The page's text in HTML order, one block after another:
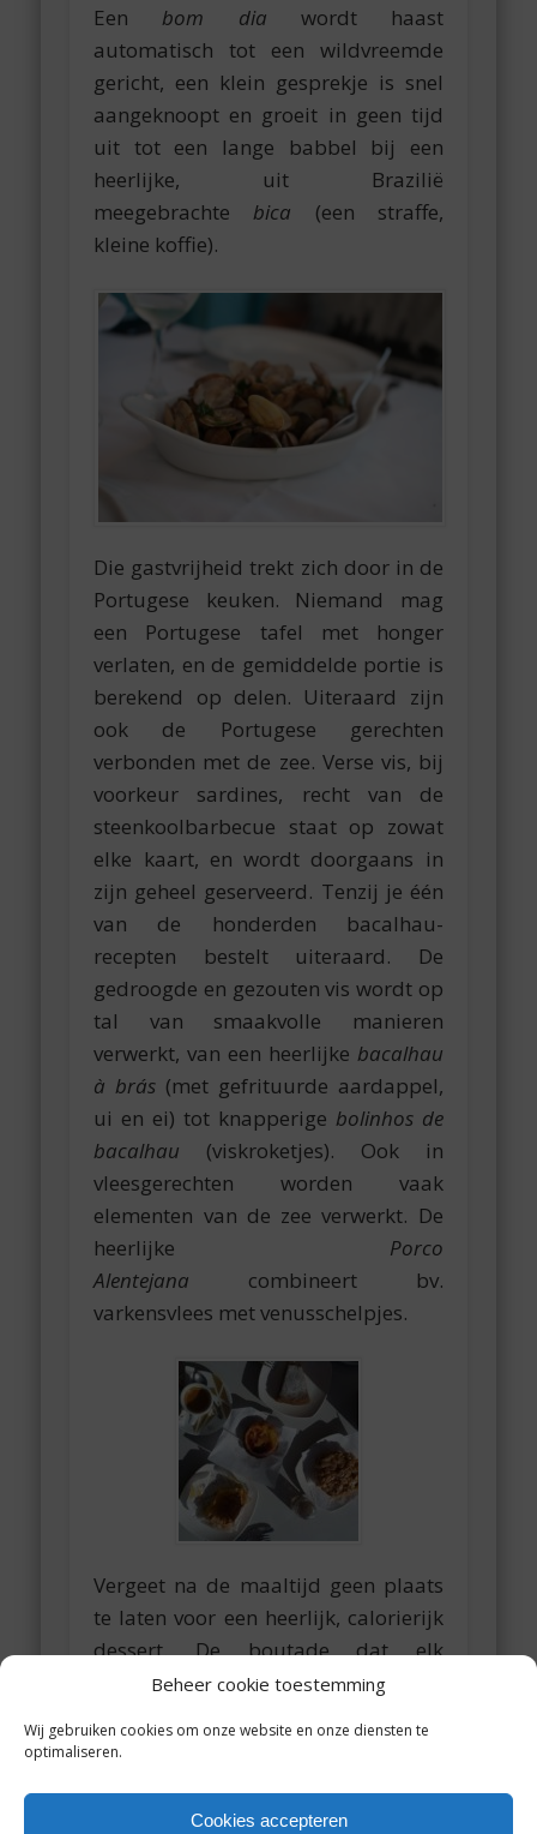
Beheer cookie toestemming
Wij gebruiken cookies om onze website en onze diensten te
optimaliseren.
Cookies accepteren
Eenbom dia wordt haast
automatisch tot een wildvreemde
gericht, een klein gesprekje is snel
aangeknoopt en groeit in geen tijd
uit tot een lange babbel bij een
heerlijke, uit Brazilië
meegebrachtebica (een straffe,
kleine koffie).
Die gastvrijheid trekt zich door in de
Portugese keuken. Niemand mag
een Portugese tafel met honger
verlaten, en de gemiddelde portie is
berekend op delen. Uiteraard zijn
ook de Portugese gerechten
verbonden met de zee. Verse vis, bij
voorkeur sardines, recht van de
steenkoolbarbecue staat op zowat
elke kaart, en wordt doorgaans in
zijn geheel geserveerd. Tenzij je één
van de honderden bacalhau-
recepten bestelt uiteraard. De
gedroogde en gezouten vis wordt op
tal van smaakvolle manieren
verwerkt, van een heerlijke bacalhau
à brás (met gefrituurde aardappel,
ui en ei) tot knapperige bolinhos de
bacalhau (viskroketjes). Ook in
vleesgerechten worden vaak
elementen van de zee verwerkt. De
heerlijke Porco
Alentejana combineert bv.
varkensvlees met venusschelpjes.
Vergeet na de maaltijd geen plaats
te laten voor een heerlijk, calorierijk
dessert. De boutade dat elk
Portugees desertenrecept begint
suiker” zit lang niet zo ver van de